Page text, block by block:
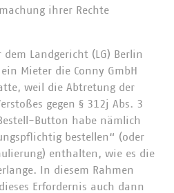
ihrer Rechte
Landgericht (LG) Berlin
Mieter die Conny GmbH
weil die Abtretung der
gegen § 312j Abs. 3
Button habe nämlich
bestellen“ (oder
enthalten, wie es die
In diesem Rahmen
Erfordernis auch dann